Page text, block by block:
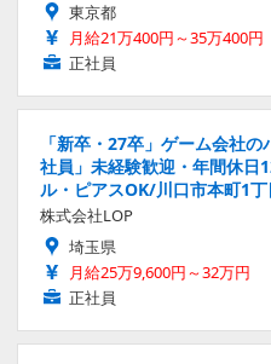
東京都
月給21万400円～35万400円
正社員
「新卒・27卒」ゲーム会社
社員」未経験歓迎・年間休日
ル・ピアスOK/川口市本町1丁
株式会社LOP
埼玉県
月給25万9,600円～32万円
正社員